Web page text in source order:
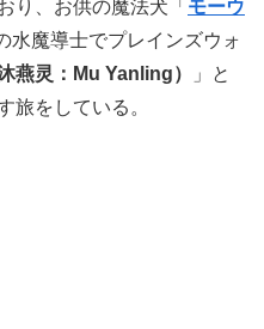
り、お供の魔法犬「 モーウ
水魔導士でプレインズウォ
燕灵：Mu Yanling）
」と
旅をしている。